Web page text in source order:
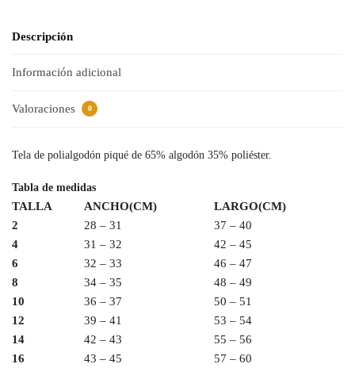
Descripción
Información adicional
Valoraciones 0
Tela de polialgodón piqué de 65% algodón 35% poliéster.
Tabla de medidas
TALLA ANCHO(CM)
LARGO(CM)
2
28 – 31
37 – 40
4
31 – 32
42 – 45
6
32 – 33
46 – 47
8
34 – 35
48 – 49
10
36 – 37
50 – 51
12
39 – 41
53 – 54
14
42 – 43
55 – 56
16
43 – 45 57 – 60